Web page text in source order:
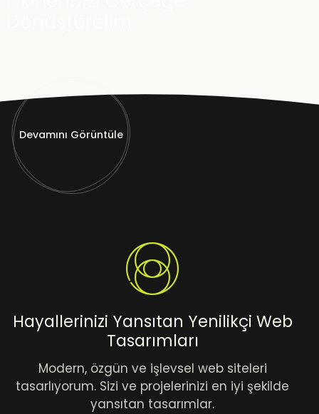
Devamını Görüntüle
Hayallerinizi Yansıtan Yenilikçi Web
Tasarımları
Modern, özgün ve işlevsel web siteleri
tasarlıyorum. Sizi ve projelerinizi en iyi şekilde
yansıtan tasarımlar.